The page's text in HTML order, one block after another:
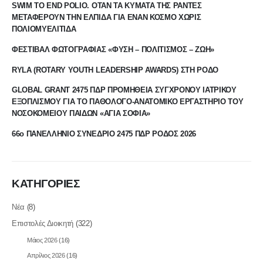
SWIM TO END POLIO. ΟΤΑΝ ΤΑ ΚΥΜΑΤΑ ΤΗΣ ΡΑΝΤΕΣ
ΜΕΤΑΦΕΡΟΥΝ ΤΗΝ ΕΛΠΙΔΑ ΓΙΑ ΕΝΑΝ ΚΟΣΜΟ ΧΩΡΙΣ
ΠΟΛΙΟΜΥΕΛΙΤΙΔΑ
ΦΕΣΤΙΒΑΛ ΦΩΤΟΓΡΑΦΙΑΣ «ΦΥΣΗ – ΠΟΛΙΤΙΣΜΟΣ – ΖΩΗ»
RYLA (ROTARY YOUTH LEADERSHIP AWARDS) ΣΤΗ ΡΟΔΟ
GLOBAL GRANT 2475 ΠΔΡ ΠΡΟΜΗΘΕΙΑ ΣΥΓΧΡΟΝΟΥ ΙΑΤΡΙΚΟΥ
ΕΞΟΠΛΙΣΜΟΥ ΓΙΑ ΤΟ ΠΑΘΟΛΟΓΟ-ΑΝΑΤΟΜΙΚΟ ΕΡΓΑΣΤΗΡΙΟ ΤΟΥ
ΝΟΣΟΚΟΜΕΙΟΥ ΠΑΙΔΩΝ «ΑΓΙΑ ΣΟΦΙΑ»
66ο ΠΑΝΕΛΛΗΝΙΟ ΣΥΝΕΔΡΙΟ 2475 ΠΔΡ ΡΟΔΟΣ 2026
ΚΑΤΗΓΟΡΙΕΣ
Νέα (8)
Επιστολές Διοικητή (322)
Μάιος 2026(16)
Απρίλιος 2026(16)